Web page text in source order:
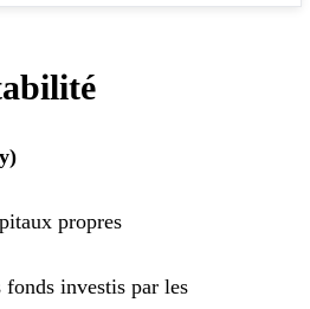
propres
investis par les